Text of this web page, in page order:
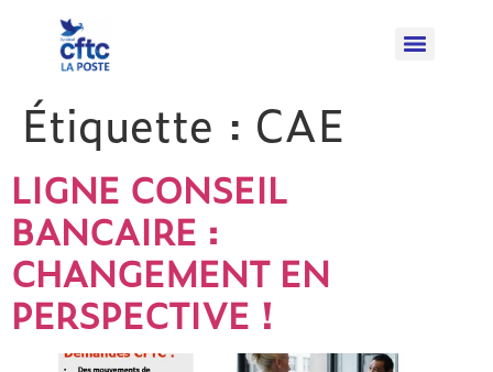
Étiquette : CAE
LIGNE CONSEIL
BANCAIRE :
CHANGEMENT EN
PERSPECTIVE !